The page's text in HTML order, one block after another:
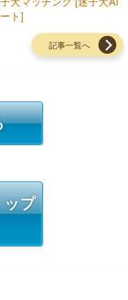
ト]
記事一覧へ
ップ